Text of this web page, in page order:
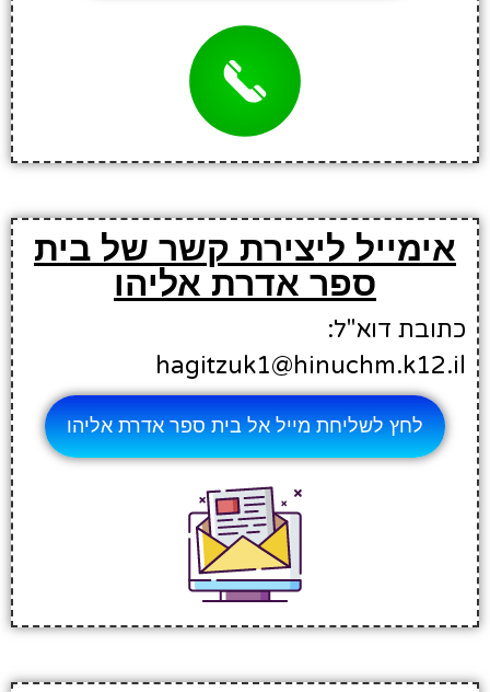
אימייל ליצירת קשר של בית
ספר אדרת אליהו
כתובת דוא"ל:
hagitzuk1@hinuchm.k12.il
לחץ לשליחת מייל אל בית ספר אדרת אליהו